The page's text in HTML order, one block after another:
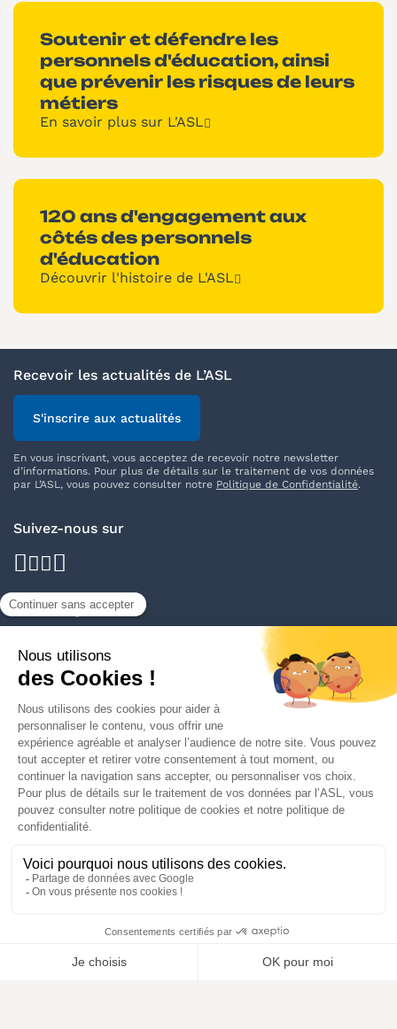
Soutenir et défendre les
personnels d'éducation, ainsi
que prévenir les risques de leurs
métiers
En savoir plus sur L'ASL
120 ans d'engagement aux
côtés des personnels
d'éducation
Découvrir l'histoire de L'ASL
Recevoir les actualités de L’ASL
S'inscrire aux actualités
En vous inscrivant, vous acceptez de recevoir notre newsletter
d’informations. Pour plus de détails sur le traitement de vos données
par L’ASL, vous pouvez consulter notre Politique de Confidentialité.
Suivez-nous sur
facebook
instagram
linkedin
Nos délégations
Trouver votre délégation
Découvrir L'ASL
Vous protéger
Contact